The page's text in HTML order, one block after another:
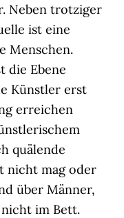
Neben trotziger
ist eine
Menschen.
die Ebene
Künstler erst
erreichen
quälende
nicht mag oder
über Männer,
im Bett.